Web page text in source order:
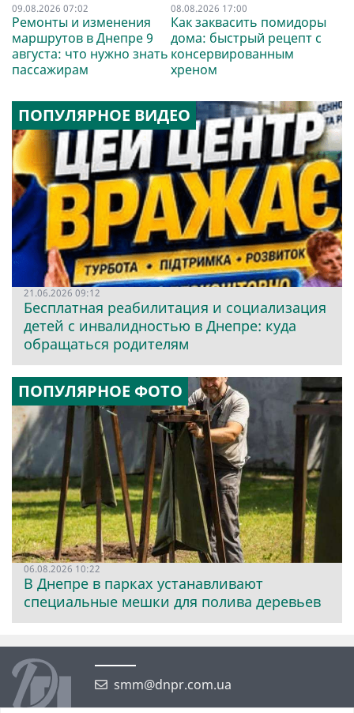
09.08.2026 07:02
Ремонты и изменения
маршрутов в Днепре 9
августа: что нужно знать
пассажирам
08.08.2026 17:00
Как заквасить помидоры
дома: быстрый рецепт с
консервированным
хреном
ПОПУЛЯРНОЕ ВИДЕО
21.06.2026 09:12
Бесплатная реабилитация и социализация
детей с инвалидностью в Днепре: куда
обращаться родителям
ПОПУЛЯРНОЕ ФОТО
06.08.2026 10:22
В Днепре в парках устанавливают
специальные мешки для полива деревьев
smm@dnpr.com.ua